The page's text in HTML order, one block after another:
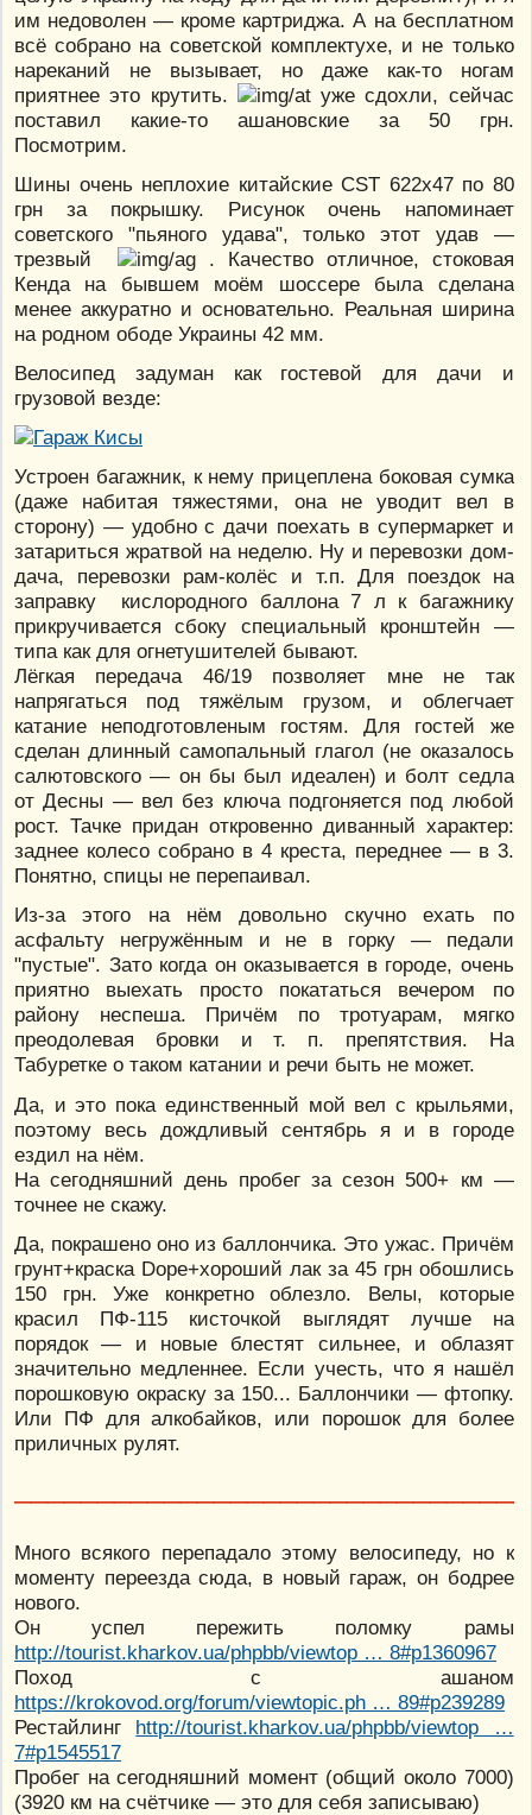
им недоволен — кроме картриджа. А на бесплатном
всё собрано на советской комплектухе, и не только
нареканий не вызывает, но даже как-то ногам
приятнее это крутить.
уже сдохли, сейчас
поставил какие-то ашановские за 50 грн.
Посмотрим.
Шины очень неплохие китайские CST 622х47 по 80
грн за покрышку. Рисунок очень напоминает
советского "пьяного удава", только этот удав —
трезвый
. Качество отличное, стоковая
Кенда на бывшем моём шоссере была сделана
менее аккуратно и основательно. Реальная ширина
на родном ободе Украины 42 мм.
Велосипед задуман как гостевой для дачи и
грузовой везде:
Устроен багажник, к нему прицеплена боковая сумка
(даже набитая тяжестями, она не уводит вел в
сторону) — удобно с дачи поехать в супермаркет и
затариться жратвой на неделю. Ну и перевозки дом-
дача, перевозки рам-колёс и т.п. Для поездок на
заправку кислородного баллона 7 л к багажнику
прикручивается сбоку специальный кронштейн —
типа как для огнетушителей бывают.
Лёгкая передача 46/19 позволяет мне не так
напрягаться под тяжёлым грузом, и облегчает
катание неподготовленым гостям. Для гостей же
сделан длинный самопальный глагол (не оказалось
салютовского — он бы был идеален) и болт седла
от Десны — вел без ключа подгоняется под любой
рост. Тачке придан откровенно диванный характер:
заднее колесо собрано в 4 креста, переднее — в 3.
Понятно, спицы не перепаивал.
Из-за этого на нём довольно скучно ехать по
асфальту негружённым и не в горку — педали
"пустые". Зато когда он оказывается в городе, очень
приятно выехать просто покататься вечером по
району неспеша. Причём по тротуарам, мягко
преодолевая бровки и т. п. препятствия. На
Табуретке о таком катании и речи быть не может.
Да, и это пока единственный мой вел с крыльями,
поэтому весь дождливый сентябрь я и в городе
ездил на нём.
На сегодняшний день пробег за сезон 500+ км —
точнее не скажу.
Да, покрашено оно из баллончика. Это ужас. Причём
грунт+краска Dope+хороший лак за 45 грн обошлись
150 грн. Уже конкретно облезло. Велы, которые
красил ПФ-115 кисточкой выглядят лучше на
порядок — и новые блестят сильнее, и облазят
значительно медленнее. Если учесть, что я нашёл
порошковую окраску за 150... Баллончики — фтопку.
Или ПФ для алкобайков, или порошок для более
приличных рулят.
Много всякого перепадало этому велосипеду, но к
моменту переезда сюда, в новый гараж, он бодрее
нового.
Он успел пережить поломку рамы
http://tourist.kharkov.ua/phpbb/viewtop … 8#p1360967
Поход с ашаном
https://krokovod.org/forum/viewtopic.ph … 89#p239289
Рестайлинг http://tourist.kharkov.ua/phpbb/viewtop …
7#p1545517
Пробег на сегодняшний момент (общий около 7000)
(3920 км на счётчике — это для себя записываю)